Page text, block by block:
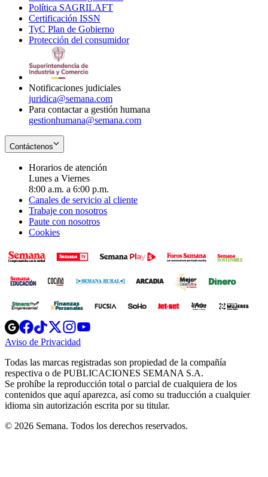
Política SAGRILAFT
new
window
Certificación ISSN
in
new
TyC Plan de Gobierno
in
Protección del consumidorOpens
Notificaciones judiciales
juridica@semana.com
Para contactar a gestión humana
gestionhumana@semana.com
Contáctenos
Horarios de atención
Lunes a Viernes
8:00 a.m. a 6:00 p.m.
Canales de servicio al cliente
Trabaje con nosotros
Paute con nosotros
Cookies
Opens
in
new
Opens
in
new
Opens
in
new
window
Opens
new
windowwindow
Aviso de Privacidad
new
window
Todas las marcas registradas son propiedad de la compañía
respectiva o de PUBLICACIONES SEMANA S.A.
Se prohíbe la reproducción total o parcial de cualquiera de los
contenidos que aquí aparezca, así como su traducción a cualquier
idioma sin autorización escrita por su titular.
© 2026 Semana. Todos los derechos reservados.